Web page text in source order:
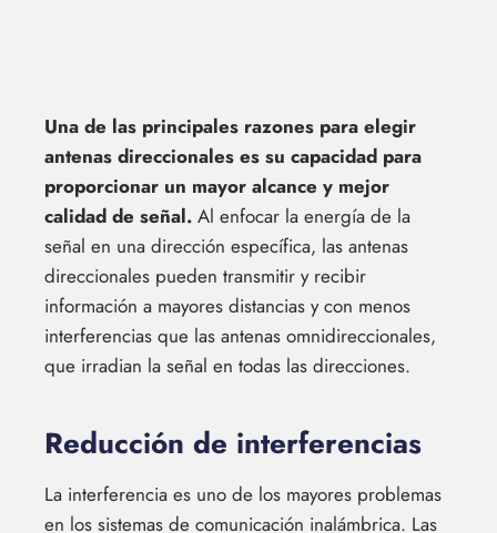
Una de las principales razones para elegir
antenas direccionales es su capacidad para
proporcionar un mayor alcance y mejor
calidad de señal. Al enfocar la energía de la
señal en una dirección específica, las antenas
direccionales pueden transmitir y recibir
información a mayores distancias y con menos
interferencias que las antenas omnidireccionales,
que irradian la señal en todas las direcciones.
Reducción de interferencias
La interferencia es uno de los mayores problemas
en los sistemas de comunicación inalámbrica. Las